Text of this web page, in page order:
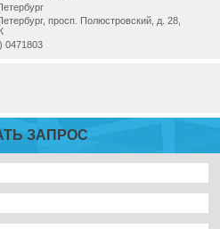
просп. Полюстровский, д. 28,
0471803
ЗАПРОС